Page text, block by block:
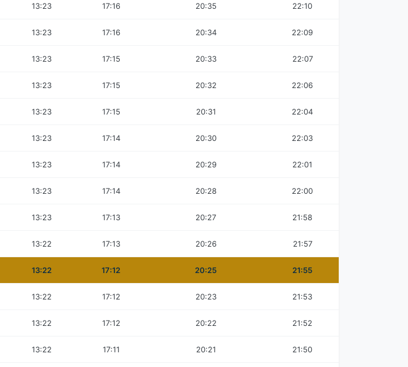
13:23 17:16 20:35 22:10
13:23 17:16 20:34 22:09
13:23 17:15 20:33 22:07
13:23 17:15 20:32 22:06
13:23 17:15 20:31 22:04
13:23 17:14 20:30 22:03
13:23 17:14 20:29 22:01
13:23 17:14 20:28 22:00
13:23 17:13 20:27 21:58
13:22 17:13 20:26 21:57
13:22 17:12 20:25 21:55
13:22 17:12 20:23 21:53
13:22 17:12 20:22 21:52
13:22 17:11 20:21 21:50